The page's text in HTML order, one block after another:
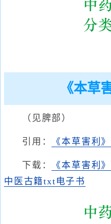
《本草
（见脾部）
引用： 《本草害利
下载：
《本草害利
中医古籍txt电子书